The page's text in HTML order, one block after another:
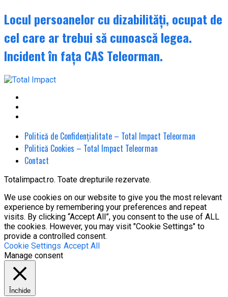
Locul persoanelor cu dizabilități, ocupat de
cel care ar trebui să cunoască legea.
Incident în fața CAS Teleorman.
Politică de Confidențialitate – Total Impact Teleorman
Politică Cookies – Total Impact Teleorman
Contact
Totalimpact.ro. Toate drepturile rezervate.
We use cookies on our website to give you the most relevant
experience by remembering your preferences and repeat
visits. By clicking “Accept All”, you consent to the use of ALL
the cookies. However, you may visit "Cookie Settings" to
provide a controlled consent.
Cookie Settings Accept All
Manage consent
Închide